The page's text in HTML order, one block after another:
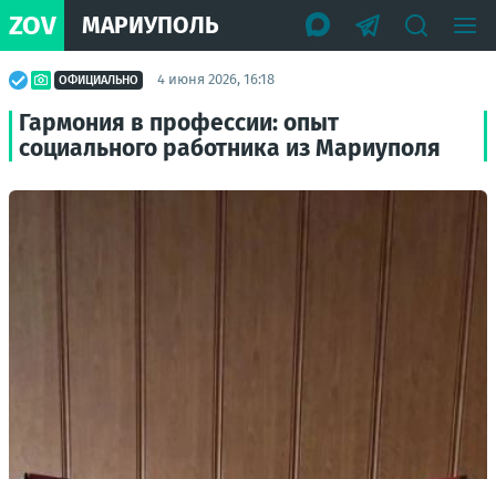
ZOV МАРИУПОЛЬ
ОФИЦИАЛЬНО 4 июня 2026, 16:18
Гармония в профессии: опыт
социального работника из Мариуполя